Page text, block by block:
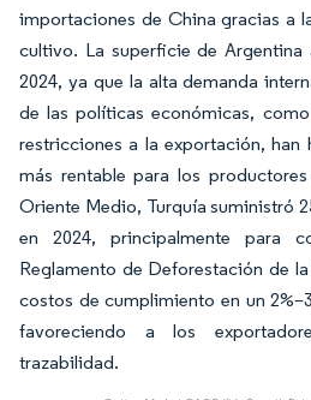
importaciones de China gracias a
cultivo. La superficie de Argentina
2024, ya que la alta demanda
de las políticas económicas,
restricciones a la exportación, han
más rentable para los
Oriente Medio, Turquía suministró
en 2024, principalmente para
Reglamento de Deforestación de
costos de cumplimiento en un
favoreciendo a los
trazabilidad.